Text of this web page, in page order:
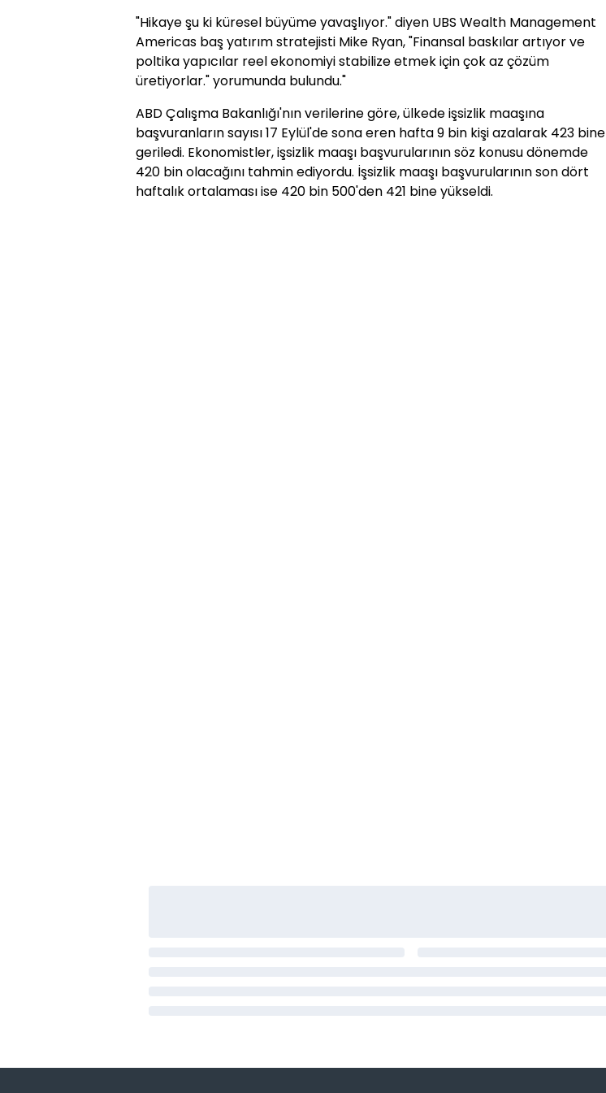
"Hikaye şu ki küresel büyüme yavaşlıyor." diyen UBS Wealth Management
Americas baş yatırım stratejisti Mike Ryan, "Finansal baskılar artıyor ve
poltika yapıcılar reel ekonomiyi stabilize etmek için çok az çözüm
üretiyorlar." yorumunda bulundu."
ABD Çalışma Bakanlığı'nın verilerine göre, ülkede işsizlik maaşına
başvuranların sayısı 17 Eylül'de sona eren hafta 9 bin kişi azalarak 423 bine
geriledi. Ekonomistler, işsizlik maaşı başvurularının söz konusu dönemde
420 bin olacağını tahmin ediyordu. İşsizlik maaşı başvurularının son dört
haftalık ortalaması ise 420 bin 500'den 421 bine yükseldi.